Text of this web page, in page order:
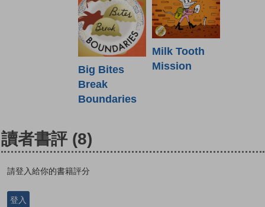
Big Bites
Break
Boundaries
Milk Tooth
Mission
讀者書評 (8)
請登入給你的書籍評分
登入